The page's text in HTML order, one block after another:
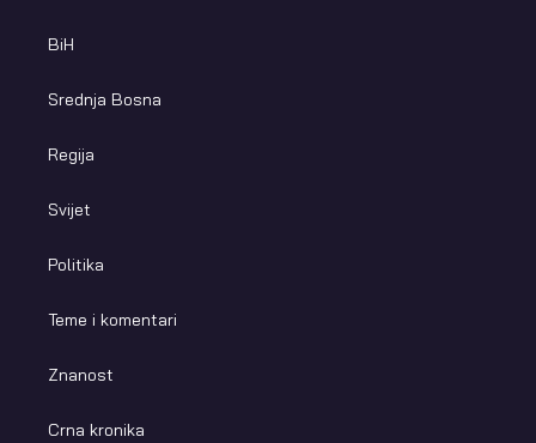
BiH
Srednja Bosna
Regija
Svijet
Politika
Teme i komentari
Znanost
Crna kronika